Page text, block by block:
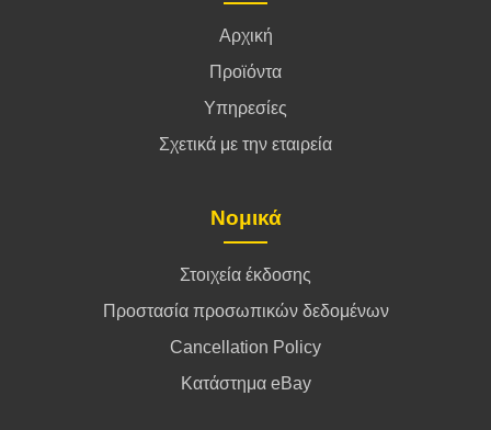
Αρχική
Προϊόντα
Υπηρεσίες
Σχετικά με την εταιρεία
Νομικά
Στοιχεία έκδοσης
Προστασία προσωπικών δεδομένων
Cancellation Policy
Κατάστημα eBay